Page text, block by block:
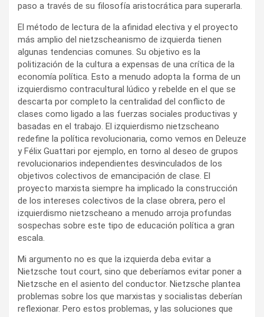
paso a través de su filosofía aristocrática para superarla.
El método de lectura de la afinidad electiva y el proyecto
más amplio del nietzscheanismo de izquierda tienen
algunas tendencias comunes. Su objetivo es la
politización de la cultura a expensas de una crítica de la
economía política. Esto a menudo adopta la forma de un
izquierdismo contracultural lúdico y rebelde en el que se
descarta por completo la centralidad del conflicto de
clases como ligado a las fuerzas sociales productivas y
basadas en el trabajo. El izquierdismo nietzscheano
redefine la política revolucionaria, como vemos en Deleuze
y Félix Guattari por ejemplo, en torno al deseo de grupos
revolucionarios independientes desvinculados de los
objetivos colectivos de emancipación de clase. El
proyecto marxista siempre ha implicado la construcción
de los intereses colectivos de la clase obrera, pero el
izquierdismo nietzscheano a menudo arroja profundas
sospechas sobre este tipo de educación política a gran
escala.
Mi argumento no es que la izquierda deba evitar a
Nietzsche tout court, sino que deberíamos evitar poner a
Nietzsche en el asiento del conductor. Nietzsche plantea
problemas sobre los que marxistas y socialistas deberían
reflexionar. Pero estos problemas, y las soluciones que